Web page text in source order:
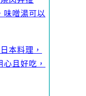
味噌湯可以
本料理，
且好吃，